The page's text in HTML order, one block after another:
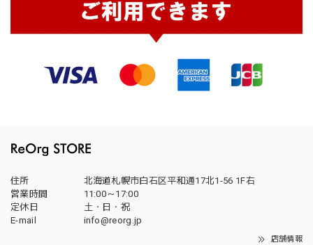
住所
北海道札幌市白石区平和通17北1-56 1F右
営業時間
11:00～17:00
定休日
土・日・祝
E-mail
info@reorg.jp
店舗情報